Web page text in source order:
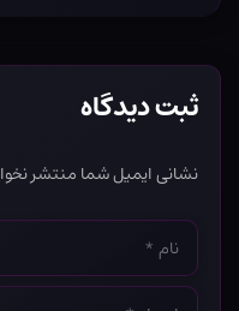
ثبت دیدگاه
نشانی ایمیل شما منتشر
نام
*
ایمیل